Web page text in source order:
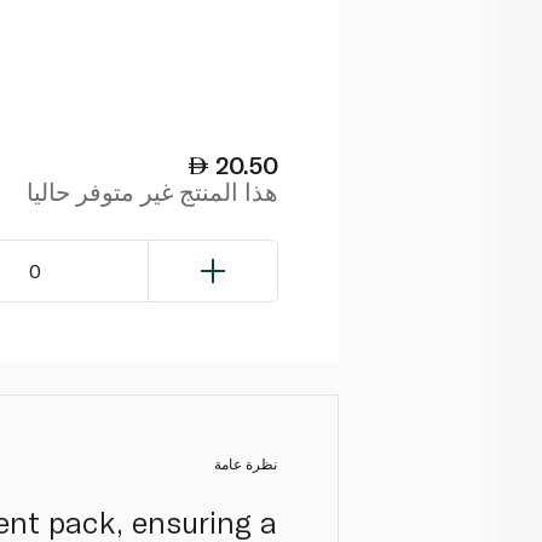
20.50
هذا المنتج غير متوفر حاليا
0
نظرة عامة
pack, ensuring a